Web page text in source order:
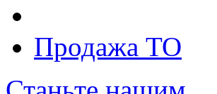
Продажа ТО